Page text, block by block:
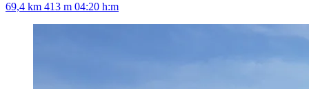
69,4 km 413 m 04:20 h:m